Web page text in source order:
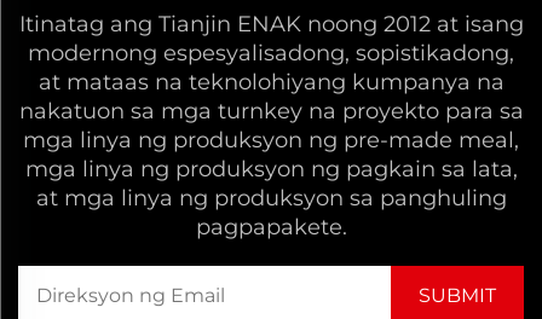
Itinatag ang Tianjin ENAK noong 2012 at isang
modernong espesyalisadong, sopistikadong,
at mataas na teknolohiyang kumpanya na
nakatuon sa mga turnkey na proyekto para sa
mga linya ng produksyon ng pre-made meal,
mga linya ng produksyon ng pagkain sa lata,
at mga linya ng produksyon sa panghuling
pagpapakete.